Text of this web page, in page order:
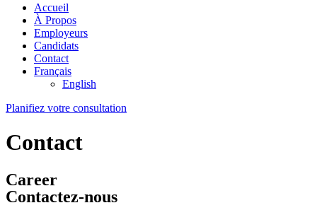
Accueil
À Propos
Employeurs
Candidats
Contact
Français
English
Planifiez votre consultation
Contact
Career
Contactez-nous